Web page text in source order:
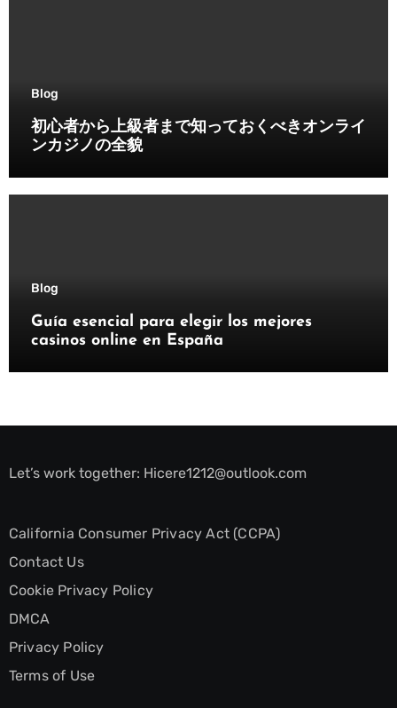
Blog
初心者から上級者まで知っておくべきオンライ
ンカジノの全貌
Blog
Guía esencial para elegir los mejores
casinos online en España
Let’s work together: Hicere1212@outlook.com
California Consumer Privacy Act (CCPA)
Contact Us
Cookie Privacy Policy
DMCA
Privacy Policy
Terms of Use